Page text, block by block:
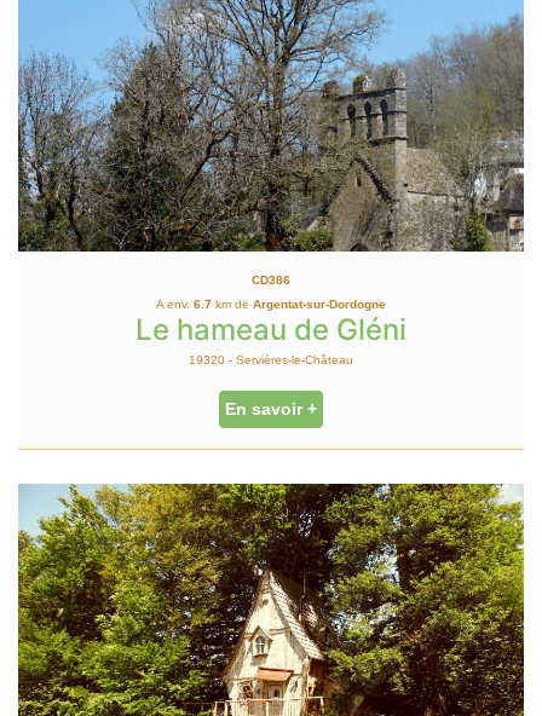
CD386
A env. 6.7 km de Argentat-sur-Dordogne
Le hameau de Gléni
19320 - Servières-le-Château
En savoir +